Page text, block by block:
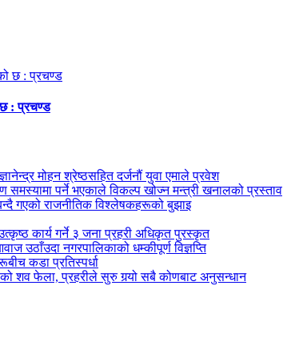
छ : प्रचण्ड
मोहन श्रेष्ठसहित दर्जनौं युवा एमाले प्रवेश
समस्यामा पर्ने भएकाले विकल्प खोज्न मन्त्री खनालको प्रस्ताव
गएको राजनीतिक विश्लेषकहरूको बुझाइ
कार्य गर्ने ३ जना प्रहरी अधिकृत पुरस्कृत
उठाँउदा नगरपालिकाको धम्कीपूर्ण विज्ञप्ति
कडा प्रतिस्पर्धा
शव फेला, प्रहरीले सुरु गर्‍यो सबै कोणबाट अनुसन्धान